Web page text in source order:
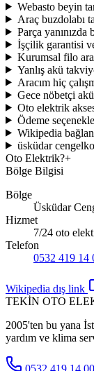
Webasto beyin
Araç buzdolabı
Parça yanınızda
İşçilik garantisi
Kurumsal filo
Yanlış akü
Aracım hiç
Gece nöbetçi
Oto elektrik
Ödeme
Wikipedia
üsküdar
Oto Elektrik?+
Bölge Bilgisi
Bölge
Üsküdar
Hizmet
7/24 oto
Telefon
0532 419 14
Wikipedia dış link
TEKİN OTO
2005'ten bu yana
yardım ve klima
0532 419 14 00